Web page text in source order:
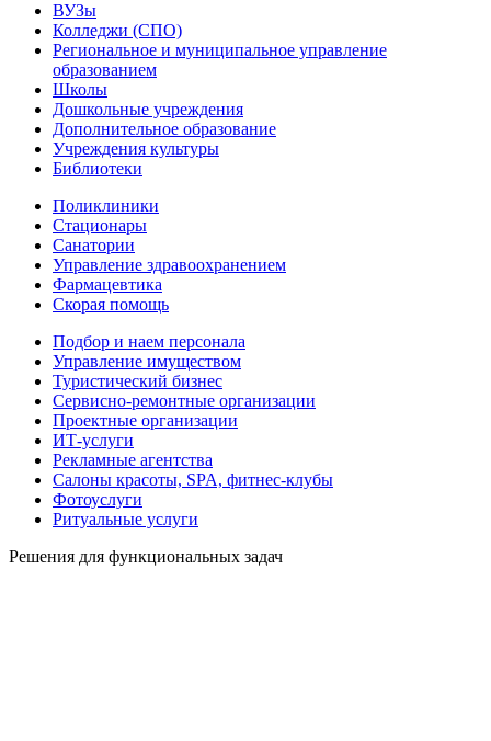
ВУЗы
Колледжи (СПО)
Региональное и муниципальное управление
образованием
Школы
Дошкольные учреждения
Дополнительное образование
Учреждения культуры
Библиотеки
Поликлиники
Стационары
Санатории
Управление здравоохранением
Фармацевтика
Скорая помощь
Подбор и наем персонала
Управление имуществом
Туристический бизнес
Сервисно-ремонтные организации
Проектные организации
ИТ-услуги
Рекламные агентства
Салоны красоты, SPA, фитнес-клубы
Фотоуслуги
Ритуальные услуги
Решения для функциональных задач